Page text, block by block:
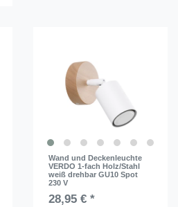
Wand und Deckenleuchte
VERDO 1-fach Holz/Stahl
weiß drehbar GU10 Spot
230 V
28,95 € *